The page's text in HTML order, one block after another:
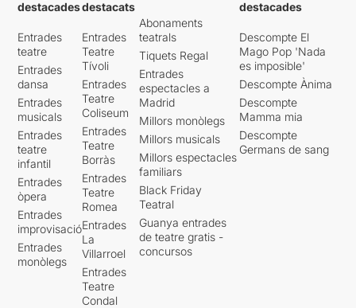
destacades
Entrades
teatre
Entrades
dansa
Entrades
musicals
Entrades
teatre
infantil
Entrades
òpera
Entrades
improvisació
Entrades
monòlegs
destacats
Entrades
Teatre
Tívoli
Entrades
Teatre
Coliseum
Entrades
Teatre
Borràs
Entrades
Teatre
Romea
Entrades
La
Villarroel
Entrades
Teatre
Condal
Abonaments
teatrals
Tiquets Regal
Entrades
espectacles a
Madrid
Millors monòlegs
Millors musicals
Millors espectacles
familiars
Black Friday
Teatral
Guanya entrades
de teatre gratis -
concursos
destacades
Descompte El
Mago Pop 'Nada
es imposible'
Descompte Ànima
Descompte
Mamma mia
Descompte
Germans de sang